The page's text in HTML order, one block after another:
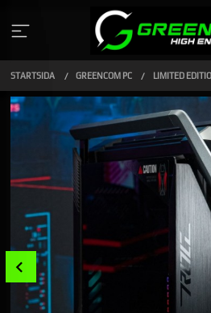
innehåll
STARTSIDA GREENCOM PC LIMITED
Prev